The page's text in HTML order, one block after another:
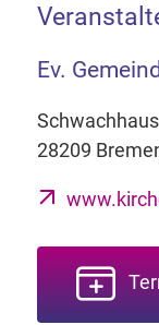
Ev.
28209